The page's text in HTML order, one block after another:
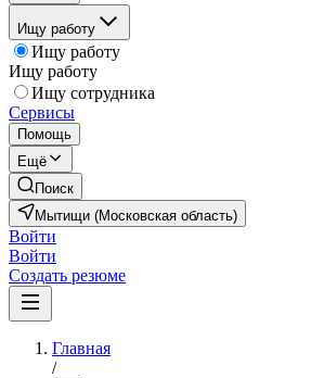
Ищу работу
Ищу работу
Ищу работу
Ищу сотрудника
Сервисы
Помощь
Ещё
Поиск
Мытищи (Московская область)
Войти
Войти
Создать резюме
Главная
/